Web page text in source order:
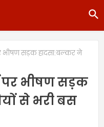
भीषण सड़क हादसा:बल्कर ने
पर भीषण सड़क
से भरी बस